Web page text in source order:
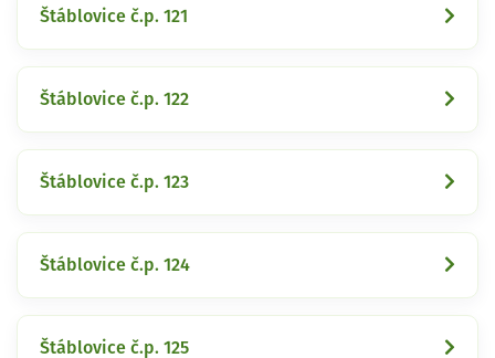
Štáblovice č.p. 121
Štáblovice č.p. 122
Štáblovice č.p. 123
Štáblovice č.p. 124
Štáblovice č.p. 125